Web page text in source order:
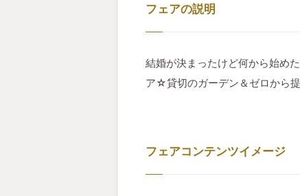
フェアの説明
結婚が決まったけど何から始め
ア☆貸切のガーデン＆ゼロから
フェアコンテンツイメージ